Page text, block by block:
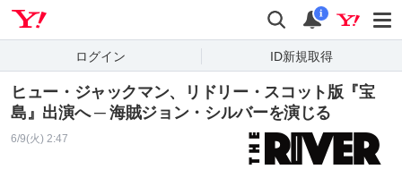
検索 通知
i
ログイン ID新規取得
ヒュー・ジャックマン、リドリー・スコット版『宝
島』出演へ ─ 海賊ジョン・シルバーを演じる
6/9(火) 2:47